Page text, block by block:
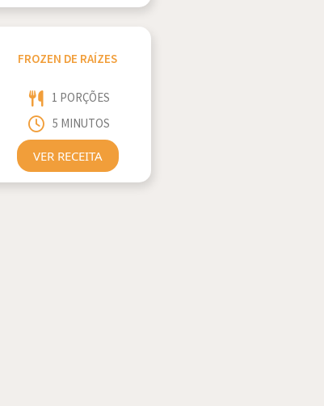
FROZEN DE RAÍZES
1 PORÇÕES
5 MINUTOS
VER RECEITA